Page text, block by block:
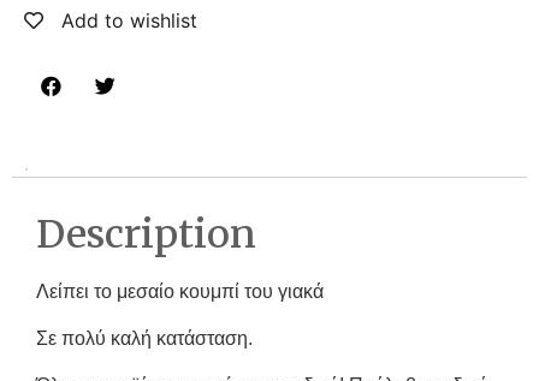
Add to wishlist
Description
Λείπει το μεσαίο κουμπί του γιακά
Σε πολύ καλή κατάσταση.